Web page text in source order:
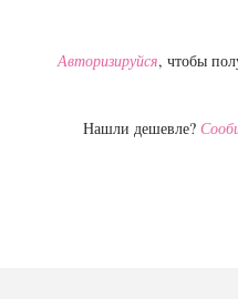
Авторизируйся, чтобы
Нашли дешевле?